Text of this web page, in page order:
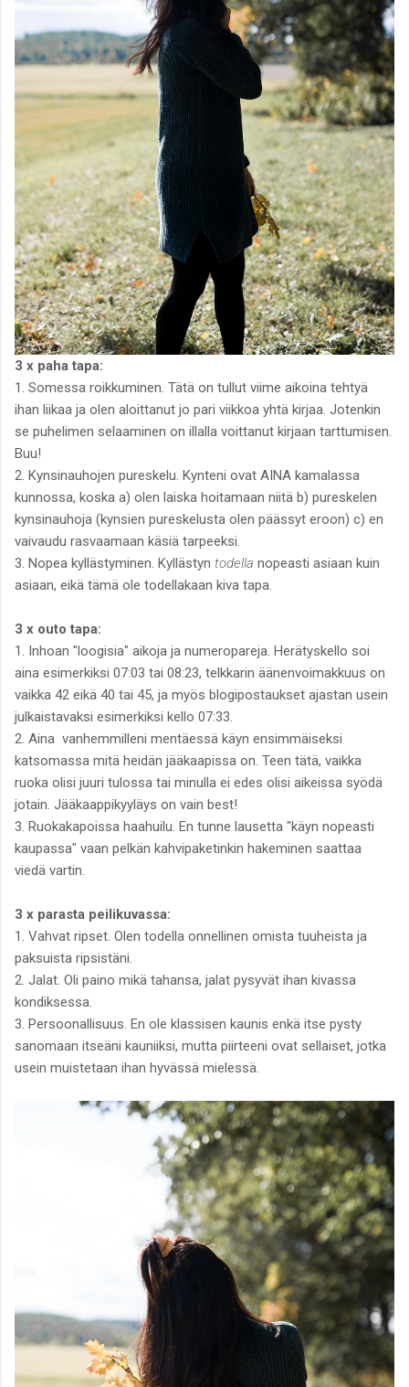
3 x paha tapa:
1. Somessa roikkuminen. Tätä on tullut viime aikoina tehtyä
ihan liikaa ja olen aloittanut jo pari viikkoa yhtä kirjaa. Jotenkin
se puhelimen selaaminen on illalla voittanut kirjaan tarttumisen.
Buu!
2. Kynsinauhojen pureskelu. Kynteni ovat AINA kamalassa
kunnossa, koska a) olen laiska hoitamaan niitä b) pureskelen
kynsinauhoja (kynsien pureskelusta olen päässyt eroon) c) en
vaivaudu rasvaamaan käsiä tarpeeksi.
3. Nopea kyllästyminen. Kyllästyn todella nopeasti asiaan kuin
asiaan, eikä tämä ole todellakaan kiva tapa.
3 x outo tapa:
1. Inhoan "loogisia" aikoja ja numeropareja. Herätyskello soi
aina esimerkiksi 07:03 tai 08:23, telkkarin äänenvoimakkuus on
vaikka 42 eikä 40 tai 45, ja myös blogipostaukset ajastan usein
julkaistavaksi esimerkiksi kello 07:33.
2. Aina vanhemmilleni mentäessä käyn ensimmäiseksi
katsomassa mitä heidän jääkaapissa on. Teen tätä, vaikka
ruoka olisi juuri tulossa tai minulla ei edes olisi aikeissa syödä
jotain. Jääkaappikyyläys on vain best!
3. Ruokakapoissa haahuilu. En tunne lausetta "käyn nopeasti
kaupassa" vaan pelkän kahvipaketinkin hakeminen saattaa
viedä vartin.
3 x parasta peilikuvassa:
1. Vahvat ripset. Olen todella onnellinen omista tuuheista ja
paksuista ripsistäni.
2. Jalat. Oli paino mikä tahansa, jalat pysyvät ihan kivassa
kondiksessa.
3. Persoonallisuus. En ole klassisen kaunis enkä itse pysty
sanomaan itseäni kauniiksi, mutta piirteeni ovat sellaiset, jotka
usein muistetaan ihan hyvässä mielessä.